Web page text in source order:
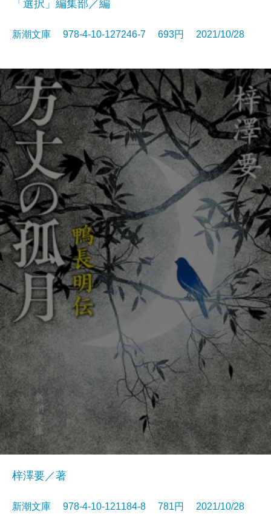
「選択」編集部／編
新潮文庫 978-4-10-127246-7 693円 2021/10/28
梓澤要／著
新潮文庫 978-4-10-121184-8 781円 2021/10/28